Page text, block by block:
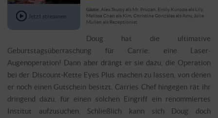
Jetzt streamen
Gäste: Alex Skuby als Mr. Pruzan, Emily Kuroda als Lily,
Melissa Chan als Kim, Christine Gonzales als Amy, Julie
Mullen als Rezeptionist
Doug hat die ultimative
Geburtstagsüberraschung für Carrie: eine Laser-
Augenoperation! Dann aber drängt er sie dazu, die Operation
bei der Discount-Kette Eyes Plus machen zu lassen, von denen
er noch einen Gutschein besitzt. Carries Chef hingegen rät ihr
dringend dazu, für einen solchen Eingriff ein renommiertes
Institut aufzusuchen. Schließlich kann sich Doug doch